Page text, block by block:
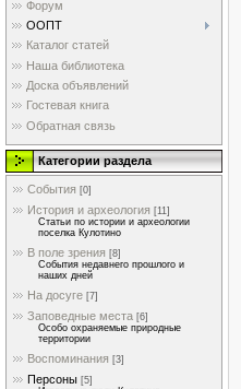
Форум
ООПТ
Каталог статей
Наша библиотека
Доска объявлений
Гостевая книга
Обратная связь
Категории раздела
События [0]
История и археология [11]
Статьи по истории и археологии
поселка Кулотино
В поле зрения [8]
События недавнего прошлого и
наших дней
На досуге [7]
Заповедные места [6]
Особо охраняемые природные
территории
Воспоминания [3]
Персоны [5]